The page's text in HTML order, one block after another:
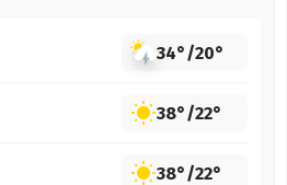
34°/20°
38°/22°
38°/22°